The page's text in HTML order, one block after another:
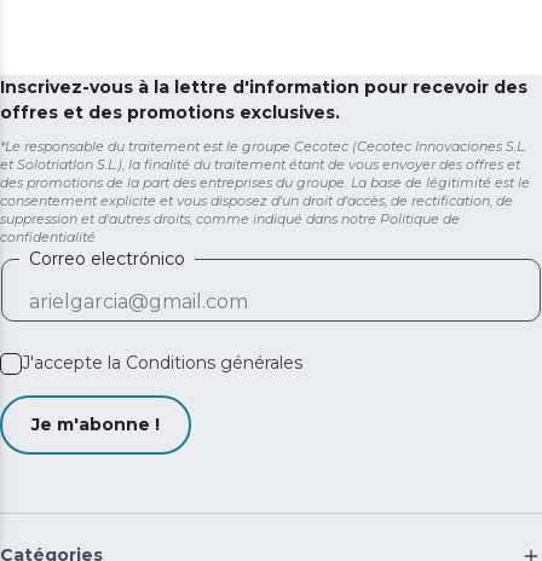
Inscrivez-vous à la lettre d'information pour recevoir des
offres et des promotions exclusives.
*Le responsable du traitement est le groupe Cecotec (Cecotec Innovaciones S.L.
et Solotriatlon S.L.), la finalité du traitement étant de vous envoyer des offres et
des promotions de la part des entreprises du groupe. La base de légitimité est le
consentement explicite et vous disposez d'un droit d'accès, de rectification, de
suppression et d'autres droits, comme indiqué dans notre Politique de
confidentialité
Correo electrónico
J'accepte la Conditions générales
Je m'abonne !
Catégories